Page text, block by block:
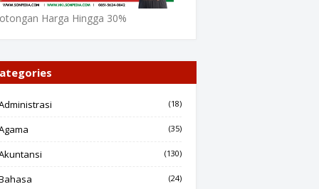
Harga Hingga 30%
(18)
(35)
(130)
(24)